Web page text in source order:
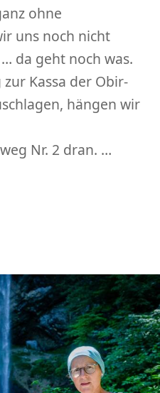
ohne
uns noch nicht
da geht noch was.
Kassa der Obir-
hängen wir
Nr. 2 dran. …
Eisenkappel